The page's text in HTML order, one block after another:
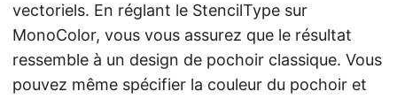
vectoriels. En réglant le StencilType sur
MonoColor, vous vous assurez que le résultat
ressemble à un design de pochoir classique. Vous
pouvez même spécifier la couleur du pochoir et